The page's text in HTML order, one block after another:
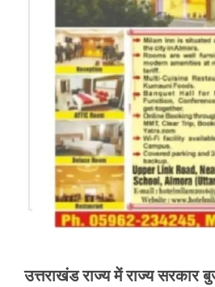
उत्तराखंड राज्य में राज्य सरकार